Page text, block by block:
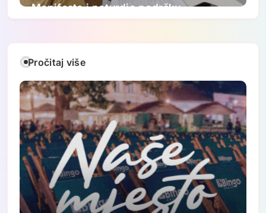
Manifesto i potvrdio podršku
ovogodišnjem FASADA festivalu:
Pročitaj više